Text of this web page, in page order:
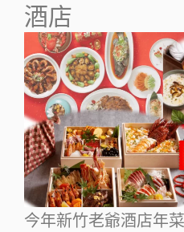
酒店
今年新竹老爺酒店年